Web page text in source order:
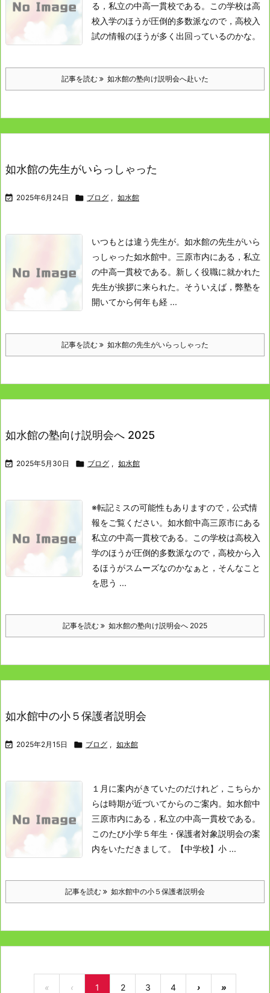
る，私立の中高一貫校である。
この学校は高
校入学のほうが圧倒的多数派なので，高校入
試の情報のほうが多く出回っているのかな。
記事を読む 如水館の塾向け説明会へ赴いた
如水館の先生がいらっしゃった
 2025年6月24日  ブログ , 如水館
いつもとは違う先生が。 如水館の先生がいら
っしゃった如水館中。 三原市内にある，私立
の中高一貫校である。 新しく役職に就かれた
先生が挨拶に来られた。 そういえば，弊塾を
開いてから何年も経 ...
記事を読む 如水館の先生がいらっしゃった
如水館の塾向け説明会へ 2025
 2025年5月30日  ブログ , 如水館
※転記ミスの可能性もありますので，公式情
報をご覧ください。 如水館中高三原市にある
私立の中高一貫校である。
この学校は高校入
学のほうが圧倒的多数派なので，高校から入
るほうがスムーズなのかなぁと，そんなこと
を思う ...
記事を読む 如水館の塾向け説明会へ 2025
如水館中の小５保護者説明会
 2025年2月15日  ブログ , 如水館
１月に案内がきていたのだけれど，こちらか
らは時期が近づいてからのご案内。 如水館中
三原市内にある，私立の中高一貫校である。
このたび小学５年生・保護者対象説明会の案
内をいただきまして。
【中学校】小 ...
記事を読む 如水館中の小５保護者説明会
« ‹ 1 2 3 4 › »